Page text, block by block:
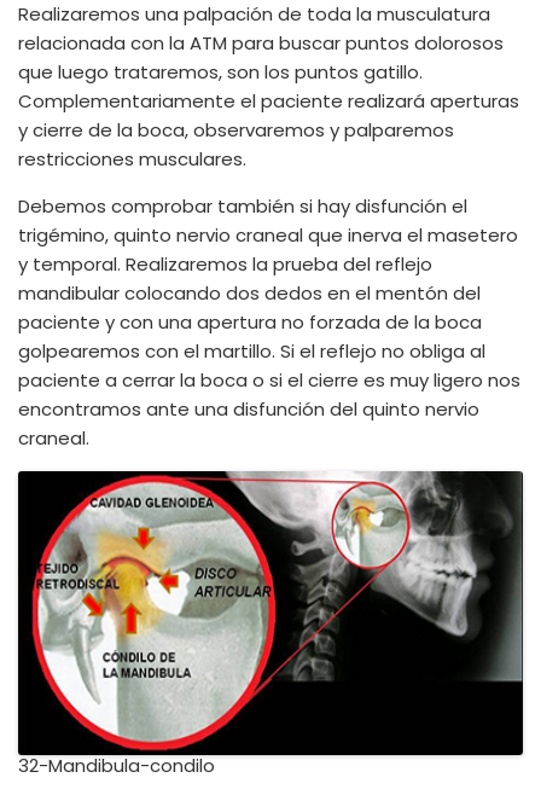
Realizaremos una palpación de toda la musculatura
relacionada con la ATM para buscar puntos dolorosos
que luego trataremos, son los puntos gatillo.
Complementariamente el paciente realizará aperturas
y cierre de la boca, observaremos y palparemos
restricciones musculares.
Debemos comprobar también si hay disfunción el
trigémino, quinto nervio craneal que inerva el masetero
y temporal. Realizaremos la prueba del reflejo
mandibular colocando dos dedos en el mentón del
paciente y con una apertura no forzada de la boca
golpearemos con el martillo. Si el reflejo no obliga al
paciente a cerrar la boca o si el cierre es muy ligero nos
encontramos ante una disfunción del quinto nervio
craneal.
32-Mandibula-condilo